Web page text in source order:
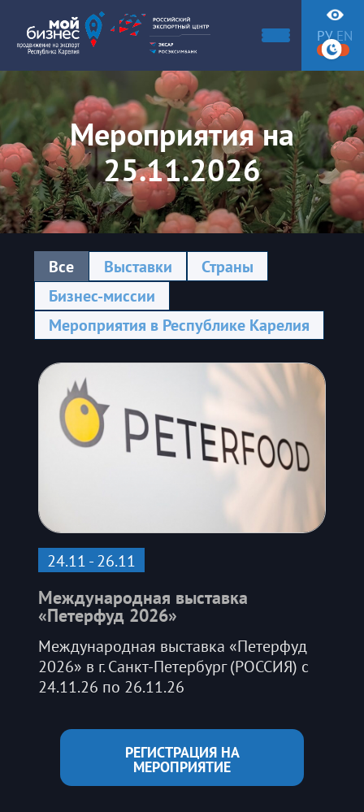
РУ EN
Мероприятия на
25.11.2026
Все Выставки
Страны
Бизнес-миссии
Мероприятия в Республике Карелия
24.11 - 26.11
Международная выставка
«Петерфуд 2026»
Международная выставка «Петерфуд
2026» в г. Санкт-Петербург (РОССИЯ) с
24.11.26 по 26.11.26
РЕГИСТРАЦИЯ НА
МЕРОПРИЯТИЕ